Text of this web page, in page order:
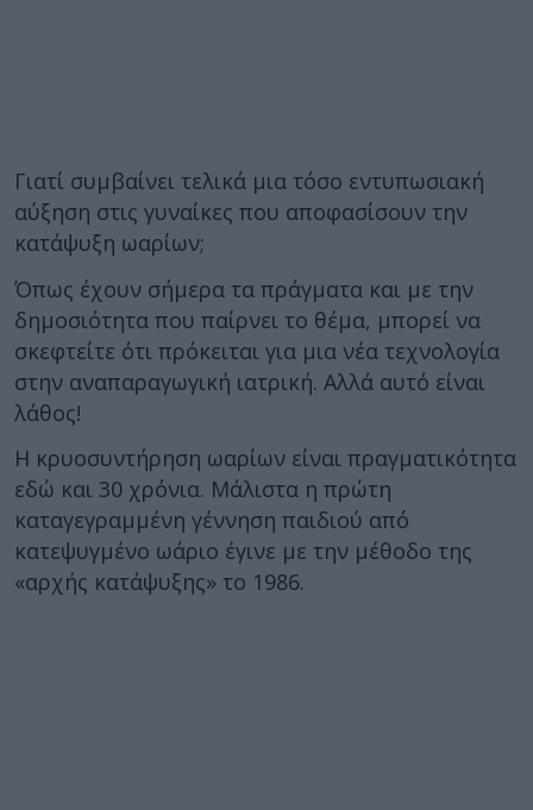
Γιατί συμβαίνει τελικά μια τόσο εντυπωσιακή
αύξηση στις γυναίκες που αποφασίσουν την
κατάψυξη ωαρίων;
Όπως έχουν σήμερα τα πράγματα και με την
δημοσιότητα που παίρνει το θέμα, μπορεί να
σκεφτείτε ότι πρόκειται για μια νέα τεχνολογία
στην αναπαραγωγική ιατρική. Αλλά αυτό είναι
λάθος!
Η κρυοσυντήρηση ωαρίων είναι πραγματικότητα
εδώ και 30 χρόνια. Μάλιστα η πρώτη
καταγεγραμμένη γέννηση παιδιού από
κατεψυγμένο ωάριο έγινε με την μέθοδο της
«αρχής κατάψυξης» το 1986.